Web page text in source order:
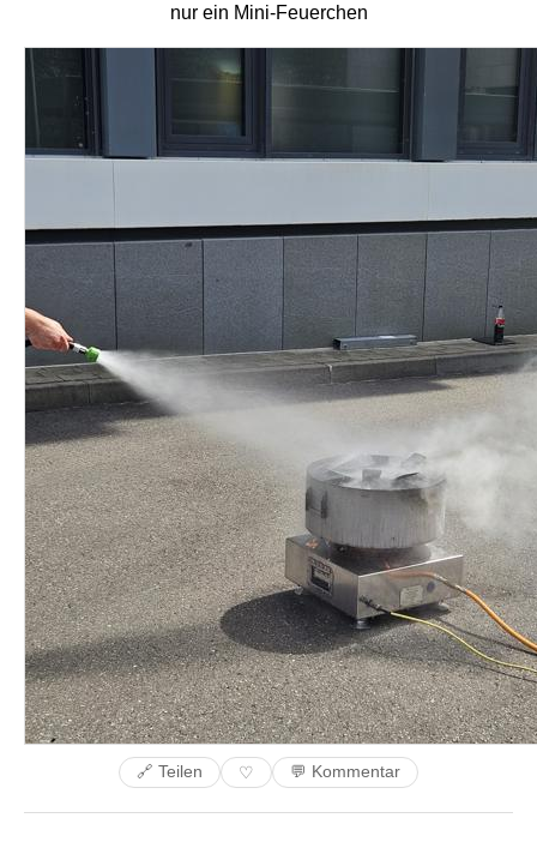
nur ein Mini-Feuerchen
🔗 Teilen ♡ 💬 Kommentar